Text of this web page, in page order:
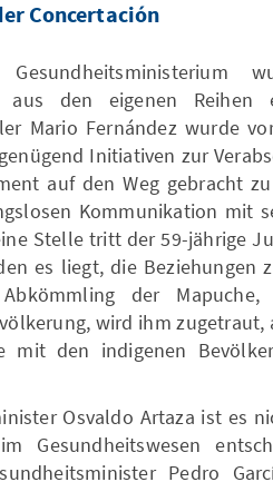
Concertación
aus den eigenen Reihen
Mario Fernández wurde
Initiativen zur
auf den Weg gebracht
Kommunikation mit
Stelle tritt der 59-jährige
es liegt, die Beziehungen
der
wird ihm zugetraut,
mit den indigenen
Osvaldo Artaza ist es
Gesundheitswesen
Pedro